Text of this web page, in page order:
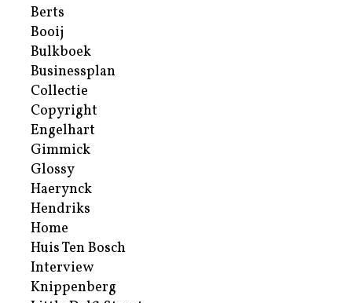
Berts
Booij
Bulkboek
Businessplan
Collectie
Copyright
Engelhart
Gimmick
Glossy
Haerynck
Hendriks
Home
Huis Ten Bosch
Interview
Knippenberg